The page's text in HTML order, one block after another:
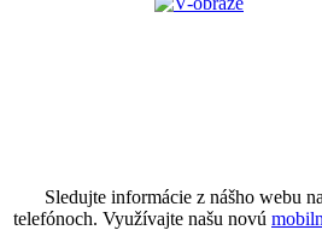
Sledujte informácie z nášho webu
telefónoch. Využívajte našu novú